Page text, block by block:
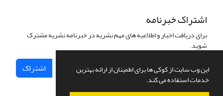
این وب سایت از کوکی ها برای اطمینان از ارائه بهترین
خدمات استفاده می کند.
اشتراک خبرنامه
برای دریافت اخبار و اطلاعیه های مهم نشریه در خبرنامه نشریه مشترک
شوید.
اشتراک